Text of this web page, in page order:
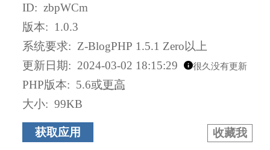
ID: zbpWCm
版本: 1.0.3
系统要求: Z-BlogPHP 1.5.1 Zero以上
更新日期: 2024-03-02 18:15:29 很久没有更新
PHP版本: 5.6或更高
大小: 99KB
收藏我
获取应用